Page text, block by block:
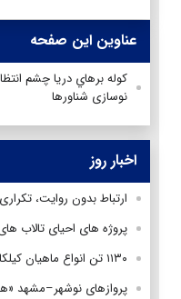
عناوین این صفحه
كوله برهاي دريا چشم
نوسازی شناورها
اخبار روز
ارتباط بدون روایت،
پروژه های احیای تالاب
۱۱۳۰ تن انواع ماهیان کیلکا از دریای خزر صید شد
پروازهای نوشهر–مشهد «هما» از ۱۸ مرداد